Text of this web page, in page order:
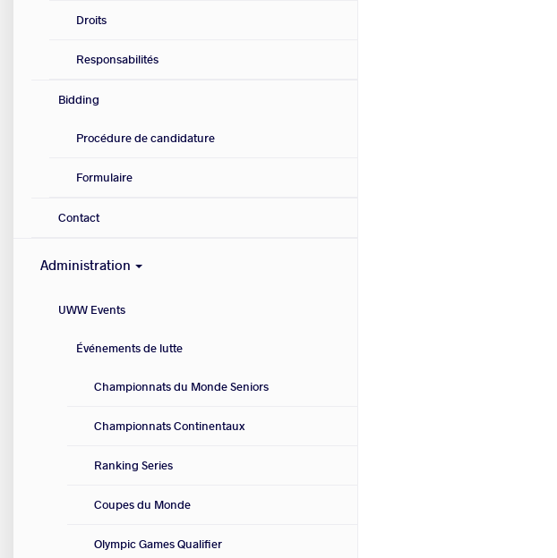
Droits
Responsabilités
Bidding
Procédure de candidature
Formulaire
Contact
Administration
UWW Events
Événements de lutte
Championnats du Monde Seniors
Championnats Continentaux
Ranking Series
Coupes du Monde
Olympic Games Qualifier